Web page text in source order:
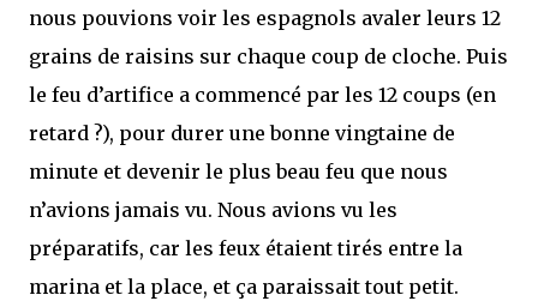
nous pouvions voir les espagnols avaler leurs 12
grains de raisins sur chaque coup de cloche. Puis
le feu d’artifice a commencé par les 12 coups (en
retard ?), pour durer une bonne vingtaine de
minute et devenir le plus beau feu que nous
n’avions jamais vu. Nous avions vu les
préparatifs, car les feux étaient tirés entre la
marina et la place, et ça paraissait tout petit.